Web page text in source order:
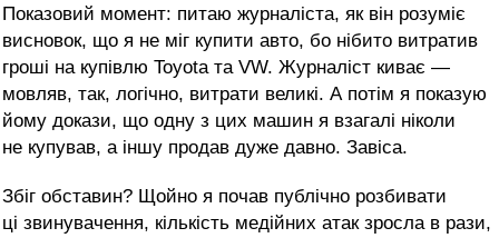
Показовий момент: питаю журналіста, як він розуміє
висновок, що я не міг купити авто, бо нібито витратив
гроші на купівлю Toyota та VW. Журналіст киває —
мовляв, так, логічно, витрати великі. А потім я показую
йому докази, що одну з цих машин я взагалі ніколи
не купував, а іншу продав дуже давно. Завіса.
Збіг обставин? Щойно я почав публічно розбивати
ці звинувачення, кількість медійних атак зросла в рази,